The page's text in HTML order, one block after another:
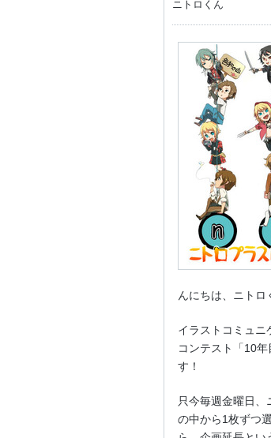
ニトロくん
んにちは、ニトロ
イラストコミュニ
コンテスト「10
す！
只今毎週金曜日
の中から1枚ずつ